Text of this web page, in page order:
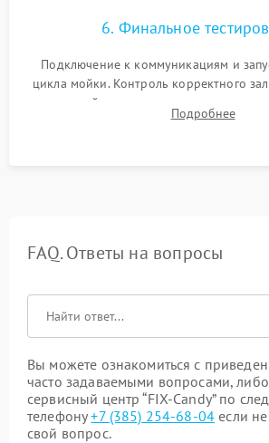
6. Финальное
Подключение к коммуникациям и
цикла мойки. Контроль корректного
до нужной температуры, отсутствия
штатного слива и абсолютной
Подробнее
FAQ. Ответы на вопросы
Вы можете ознакомиться с
часто задаваемыми вопросами,
сервисный центр “FIX-Candy” по
телефону+7 (385) 254-68-04 если
свой вопрос.